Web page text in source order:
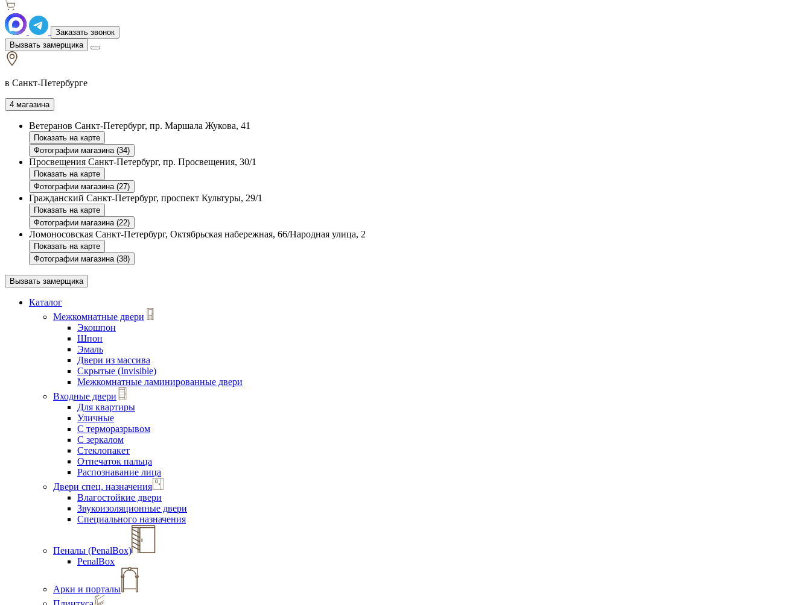
Заказать звонок
Вызвать замерщика
в Санкт-Петербурге
4 магазина
Ветеранов Санкт-Петербург, пр. Маршала Жукова, 41
Показать на карте
Фотографии магазина (34)
Просвещения Санкт-Петербург, пр. Просвещения, 30/1
Показать на карте
Фотографии магазина (27)
Гражданский Санкт-Петербург, проспект Культуры, 29/1
Показать на карте
Фотографии магазина (22)
Ломоносовская Санкт-Петербург, Октябрьская набережная, 66/Народная улица, 2
Показать на карте
Фотографии магазина (38)
Вызвать замерщика
Каталог
Межкомнатные двери
Экошпон
Шпон
Эмаль
Двери из массива
Скрытые (Invisible)
Межкомнатные ламинированные двери
Входные двери
Для квартиры
Уличные
С терморазрывом
С зеркалом
Стеклопакет
Отпечаток пальца
Распознавание лица
Двери спец. назначения
Влагостойкие двери
Звукоизоляционные двери
Специального назначения
Пеналы (PenalBox)
PenalBox
Арки и порталы